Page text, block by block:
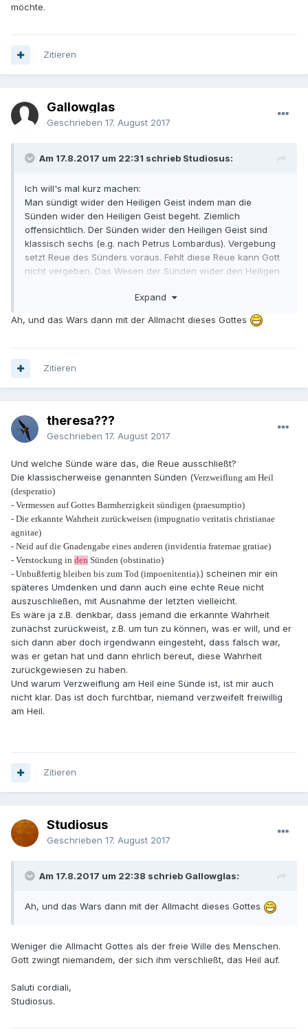
möchte.
Zitieren
Gallowglas
Geschrieben 17. August 2017
Am 17.8.2017 um 22:31 schrieb Studiosus:
Ich will's mal kurz machen:
Man sündigt wider den Heiligen Geist indem man die
Sünden wider den Heiligen Geist begeht. Ziemlich
offensichtlich. Der Sünden wider den Heiligen Geist sind
klassisch sechs (e.g. nach Petrus Lombardus). Vergebung
setzt Reue des Sünders voraus. Fehlt diese Reue kann Gott
nicht vergeben. Das Wesen der Sünden wider den Heiligen
Expand
Ah, und das Wars dann mit der Allmacht dieses Gottes
Zitieren
theresa???
Geschrieben 17. August 2017
Und welche Sünde wäre das, die Reue ausschließt?
Die klassischerweise genannten Sünden (Verzweiflung am Heil
(desperatio)
- Vermessen auf Gottes Barmherzigkeit sündigen (praesumptio)
- Die erkannte Wahrheit zurückweisen (impugnatio veritatis christianae
agnitae)
- Neid auf die Gnadengabe eines anderen (invidentia fraternae gratiae)
- Verstockung in den Sünden (obstinatio)
- Unbußfertig bleiben bis zum Tod (impoenitentia).) scheinen mir ein
späteres Umdenken und dann auch eine echte Reue nicht
auszuschließen, mit Ausnahme der letzten vielleicht.
Es wäre ja z.B. denkbar, dass jemand die erkannte Wahrheit
zunächst zurückweist, z.B. um tun zu können, was er will, und er
sich dann aber doch irgendwann eingesteht, dass falsch war,
was er getan hat und dann ehrlich bereut, diese Wahrheit
zurückgewiesen zu haben.
Und warum Verzweiflung am Heil eine Sünde ist, ist mir auch
nicht klar. Das ist doch furchtbar, niemand verzweifelt freiwillig
am Heil.
Zitieren
Studiosus
Geschrieben 17. August 2017
Am 17.8.2017 um 22:38 schrieb Gallowglas:
Ah, und das Wars dann mit der Allmacht dieses Gottes
Weniger die Allmacht Gottes als der freie Wille des Menschen.
Gott zwingt niemandem, der sich ihm verschließt, das Heil auf.
Saluti cordiali,
Studiosus.